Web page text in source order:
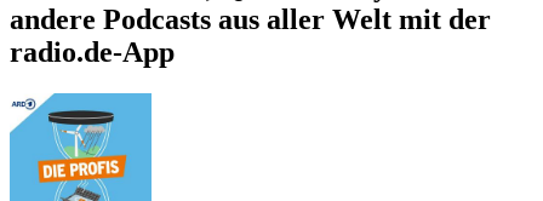
andere Podcasts aus aller Welt mit der
radio.de-App